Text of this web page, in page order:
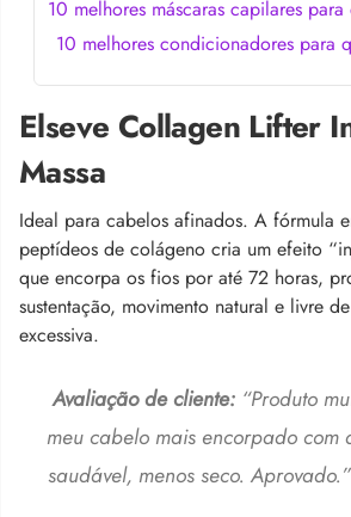
10 melhores máscaras capilares
10 melhores condicionadores para
Elseve Collagen Lifter
Massa
Ideal para cabelos afinados. A fórmula
peptídeos de colágeno cria um efeito
que encorpa os fios por até 72 horas,
sustentação, movimento natural e livre
excessiva.
Avaliação de cliente:“Produto
meu cabelo mais encorpado com
saudável, menos seco.